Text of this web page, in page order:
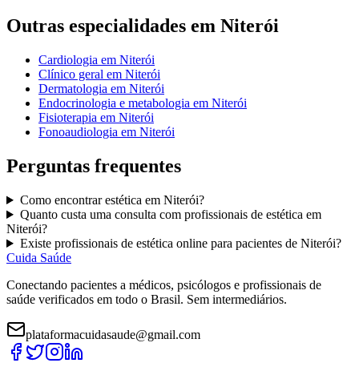
Outras especialidades em Niterói
Cardiologia em Niterói
Clínico geral em Niterói
Dermatologia em Niterói
Endocrinologia e metabologia em Niterói
Fisioterapia em Niterói
Fonoaudiologia em Niterói
Perguntas frequentes
Como encontrarestética em Niterói?
Quanto custa uma consulta com profissionais de estética em
Niterói?
Existe profissionais de estética online para pacientes de Niterói?
Cuida Saúde
Conectando pacientes a médicos, psicólogos e profissionais de
saúde verificados em todo o Brasil. Sem intermediários.
plataformacuidasaude@gmail.com